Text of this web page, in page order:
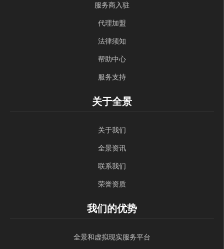
服务商入驻
代理加盟
法律须知
帮助中心
服务支持
关于全景
关于我们
全景资讯
联系我们
荣誉资质
我们的优势
全景和虚拟现实服务平台